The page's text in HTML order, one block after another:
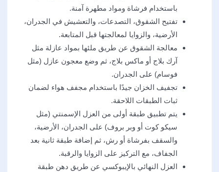
باستخدام فرشاة ومواد مطهرة آمنة.
تفتيح الشقوق، التصدعات، والتعشيش في الجدران،
الأرضية، والزوايا لمعالجتها قبل المتابعة.
معالجة الشقوق عن طريق ملئها بمواد عازلة مثل
آرك بلاج أو ماكس بلاج، ثم وضع معجون عازل (مثل
فوسام) على الجدران.
تجفيف الخزان جيدًا باستخدام مجفف هواء لضمان
ثبات الطبقات اللاحقة.
يتم تطبيق طبقة أولى من العزل الإسمنتي (مثل
سيكو كوت أو وبر بروف) على الجدران، الأرضية،
والسقف بفرشاة أو رش، ثم إضافة طبقة ثانية بعد
الجفاف، مع التركيز على الزوايا والرقبة.
العزل النهائي بالإيبوكسي عن طريق دهن طبقة